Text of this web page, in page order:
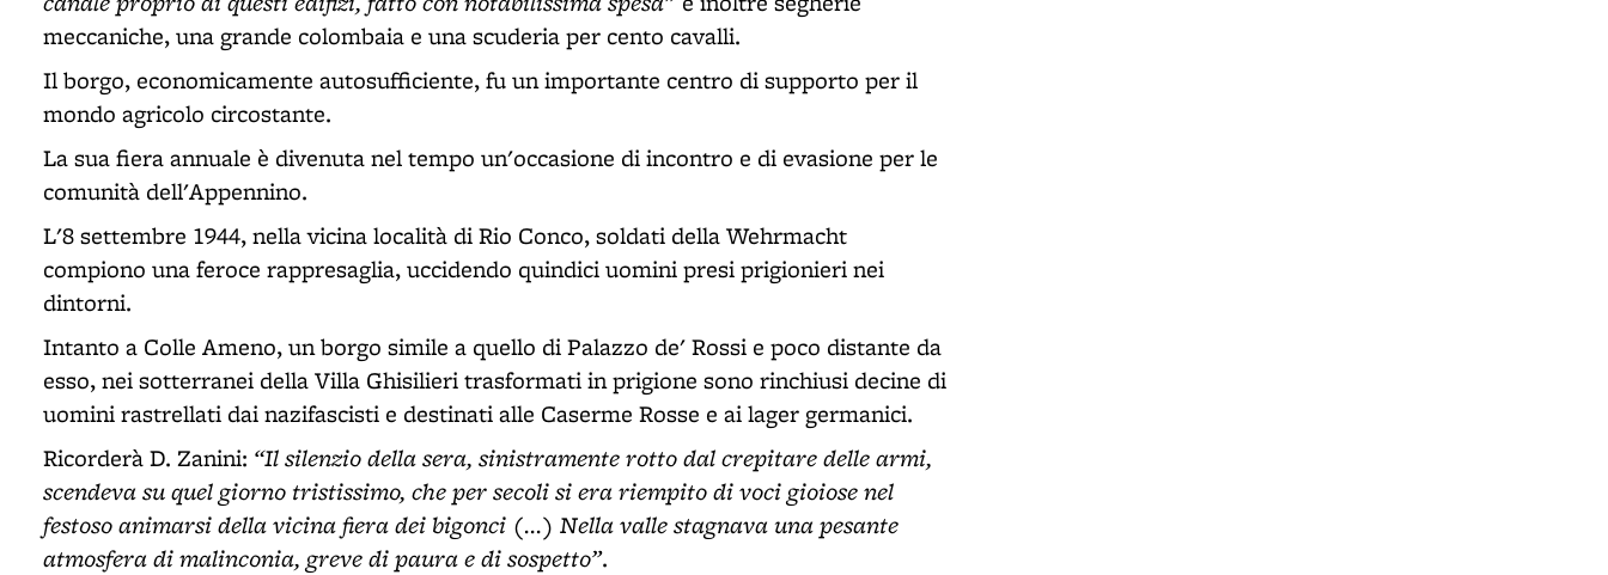
meccaniche, una grande colombaia e una scuderia per cento cavalli.
Il borgo, economicamente autosufficiente, fu un importante centro di supporto per il
mondo agricolo circostante.
La sua fiera annuale è divenuta nel tempo un'occasione di incontro e di evasione per le
comunità dell'Appennino.
L'8 settembre 1944, nella vicina località di Rio Conco, soldati della Wehrmacht
compiono una feroce rappresaglia, uccidendo quindici uomini presi prigionieri nei
dintorni.
Intanto a Colle Ameno, un borgo simile a quello di Palazzo de' Rossi e poco distante da
esso, nei sotterranei della Villa Ghisilieri trasformati in prigione sono rinchiusi decine di
uomini rastrellati dai nazifascisti e destinati alle Caserme Rosse e ai lager germanici.
Ricorderà D. Zanini: “Il silenzio della sera, sinistramente rotto dal crepitare delle armi,
scendeva su quel giorno tristissimo, che per secoli si era riempito di voci gioiose nel
festoso animarsi della vicina fiera dei bigonci (...) Nella valle stagnava una pesante
atmosfera di malinconia, greve di paura e di sospetto”.